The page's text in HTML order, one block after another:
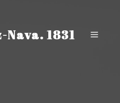
1831 Menú